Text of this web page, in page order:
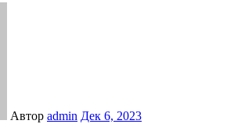
Автор admin Дек 6, 2023